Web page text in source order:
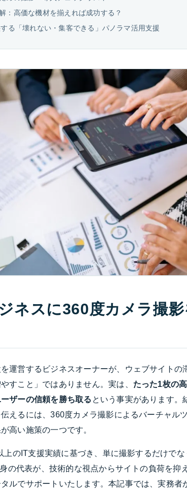
：高価な機材を揃えれば成功する？
る「壊れない・集客できる」パノラマ活用支援
ネスに360度カメラ撮
運営するビジネスオーナーが、ウェブサイトの
すこと」ではありません。実は、 たった1枚の
ザーの信頼を勝ち取る という事実があります。
えるには、360度カメラ撮影によるバーチャル
高い施策の一つです。
上のIT支援実績に基づき、単に撮影するだけで
の代表が、技術的な視点からサイトの負荷を抑
ルでサポートいたします。本記事では、実務